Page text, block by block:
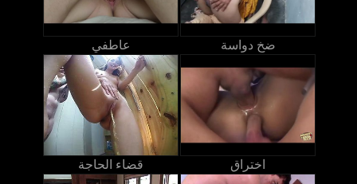
عاطفي ضخ دواسة
قضاء الحاجة اختراق